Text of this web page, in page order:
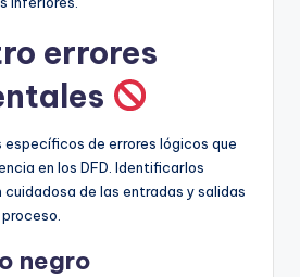
errores
de errores lógicos que
en los DFD. Identificarlos
cuidadosa de las entradas y salidas
negro